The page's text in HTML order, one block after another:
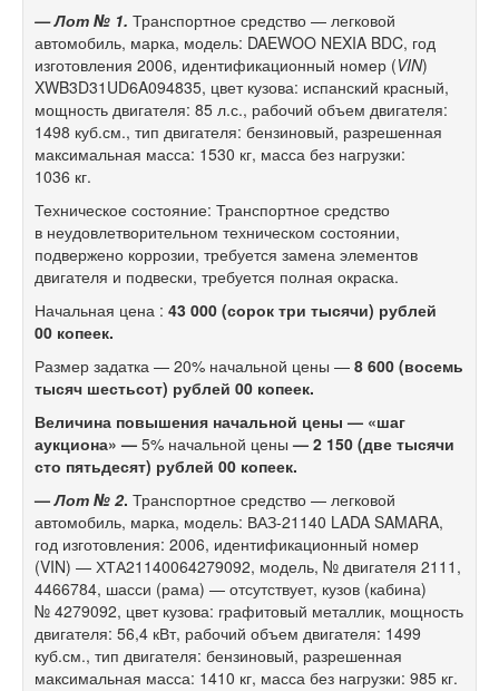
— Лот № 1. Транспортное средство — легковой
автомобиль, марка, модель: DAEWOO NEXIA BDC, год
изготовления 2006, идентификационный номер (VIN)
XWB3D31UD6A094835, цвет кузова: испанский красный,
мощность двигателя: 85 л.с., рабочий объем двигателя:
1498 куб.см., тип двигателя: бензиновый, разрешенная
максимальная масса: 1530 кг, масса без нагрузки:
1036 кг.
Техническое состояние: Транспортное средство
в неудовлетворительном техническом состоянии,
подвержено коррозии, требуется замена элементов
двигателя и подвески, требуется полная окраска.
Начальная цена : 43 000 (сорок три тысячи) рублей
00 копеек.
Размер задатка — 20% начальной цены — 8 600 (восемь
тысяч шестьсот) рублей 00 копеек.
Величина повышения начальной цены — «шаг
аукциона» — 5% начальной цены — 2 150 (две тысячи
сто пятьдесят) рублей 00 копеек.
—Лот № 2. Транспортное средство — легковой
автомобиль, марка, модель: ВАЗ-21140 LADA SAMARA,
год изготовления: 2006, идентификационный номер
(VIN) — ХТА21140064279092, модель, № двигателя 2111,
4466784, шасси (рама) — отсутствует, кузов (кабина)
№ 4279092, цвет кузова: графитовый металлик, мощность
двигателя: 56,4 кВт, рабочий объем двигателя: 1499
куб.см., тип двигателя: бензиновый, разрешенная
максимальная масса: 1410 кг, масса без нагрузки: 985 кг.